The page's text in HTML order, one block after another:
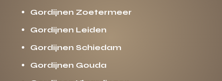
Gordijnen Zoetermeer
Gordijnen Leiden
Gordijnen Schiedam
Gordijnen Gouda